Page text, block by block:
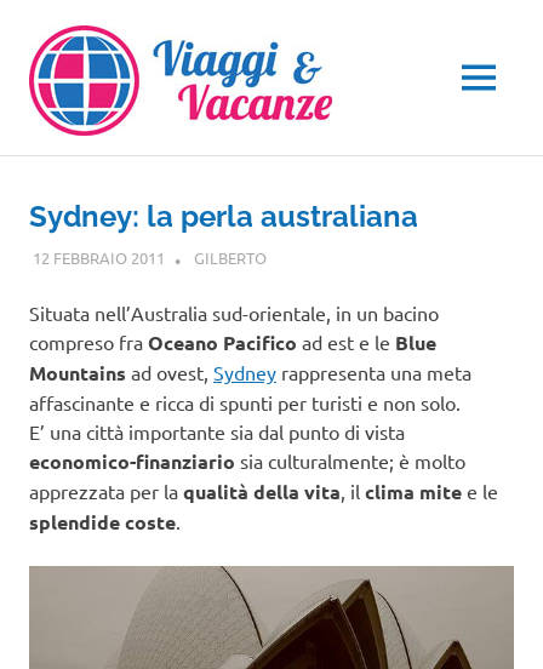
contenuto
MENU
Sydney: la perla australiana
12 FEBBRAIO 2011 GILBERTOOCEANIA
Situata nell’Australia sud-orientale, in un bacino
compreso fra Oceano Pacifico ad est e le Blue
Mountains ad ovest, Sydney rappresenta una meta
affascinante e ricca di spunti per turisti e non solo.
E’ una città importante sia dal punto di vista
economico-finanziario sia culturalmente; è molto
apprezzata per la qualità della vita, il clima mite e le
splendide coste.